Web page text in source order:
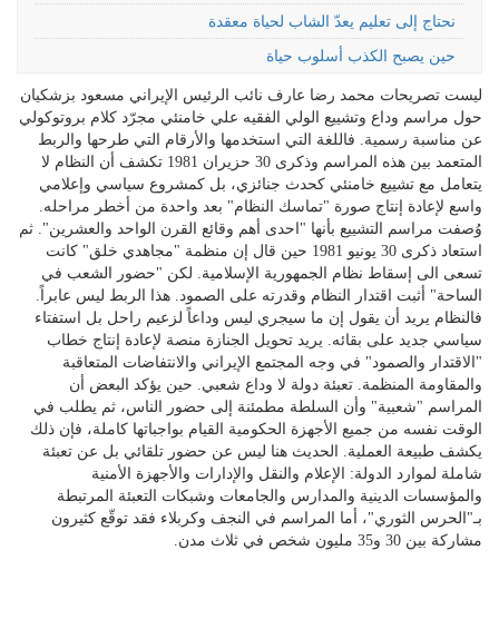
نحتاج إلى تعليم يعدّ الشاب لحياة معقدة
حين يصبح الكذب أسلوب حياة
ليست تصريحات محمد رضا عارف نائب الرئيس الإيراني مسعود بزشكيان
حول مراسم وداع وتشييع الولي الفقيه علي خامنئي مجرّد كلام بروتوكولي
عن مناسبة رسمية. فاللغة التي استخدمها والأرقام التي طرحها والربط
المتعمد بين هذه المراسم وذكرى 30 حزيران 1981 تكشف أن النظام لا
يتعامل مع تشييع خامنئي كحدث جنائزي، بل كمشروع سياسي وإعلامي
واسع لإعادة إنتاج صورة "تماسك النظام" بعد واحدة من أخطر مراحله.
وُصفت مراسم التشييع بأنها "احدى أهم وقائع القرن الواحد والعشرين". ثم
استعاد ذكرى 30 يونيو 1981 حين قال إن منظمة "مجاهدي خلق" كانت
تسعى الى إسقاط نظام الجمهورية الإسلامية. لكن "حضور الشعب في
الساحة" أثبت اقتدار النظام وقدرته على الصمود. هذا الربط ليس عابراً.
فالنظام يريد أن يقول إن ما سيجري ليس وداعاً لزعيم راحل بل استفتاء
سياسي جديد على بقائه. يريد تحويل الجنازة منصة لإعادة إنتاج خطاب
"الاقتدار والصمود" في وجه المجتمع الإيراني والانتفاضات المتعاقبة
والمقاومة المنظمة. تعبئة دولة لا وداع شعبي. حين يؤكد البعض أن
المراسم "شعبية" وأن السلطة مطمئنة إلى حضور الناس، ثم يطلب في
الوقت نفسه من جميع الأجهزة الحكومية القيام بواجباتها كاملة، فإن ذلك
يكشف طبيعة العملية. الحديث هنا ليس عن حضور تلقائي بل عن تعبئة
شاملة لموارد الدولة: الإعلام والنقل والإدارات والأجهزة الأمنية
والمؤسسات الدينية والمدارس والجامعات وشبكات التعبئة المرتبطة
بـ"الحرس الثوري"، أما المراسم في النجف وكربلاء فقد توقّع كثيرون
مشاركة بين 30 و35 مليون شخص في ثلاث مدن.